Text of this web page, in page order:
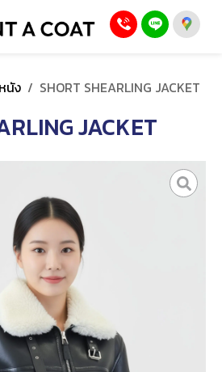
นัง / SHORT SHEARLING JACKET
JACKET